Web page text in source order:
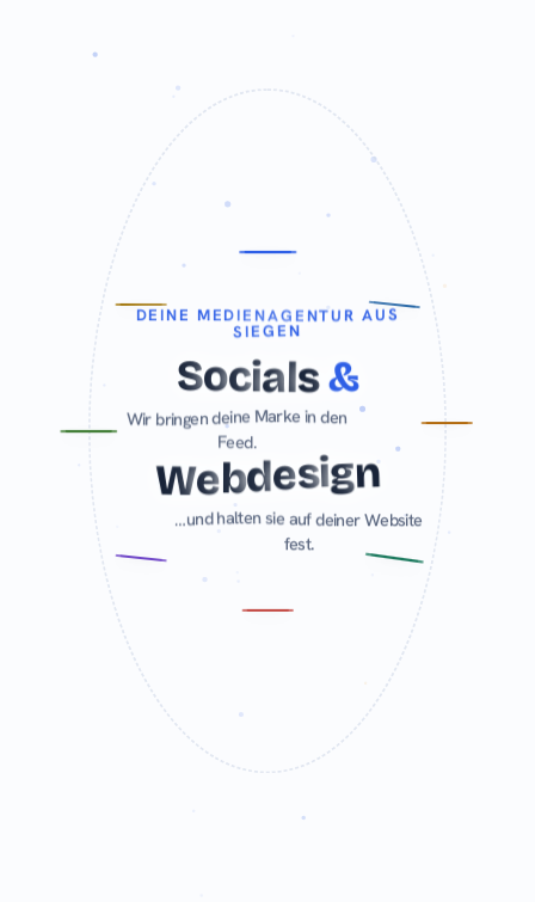
DE INE MEDIENAGENTUR AUS
SIEGEN
Socials&
Wir bringendeine Marke inden
Feed.
Webdesign
…und haltensie aufdeinerWebsite
fest.